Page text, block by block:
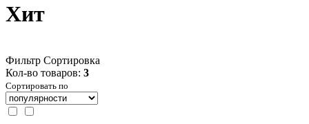
Хит
Фильтр Сортировка
Кол-во товаров: 3
Сортировать по